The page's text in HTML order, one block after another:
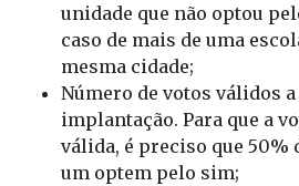
unidade que não optou
caso de mais de uma
mesma cidade;
Número de votos válidos
implantação. Para que a
válida, é preciso que 50%
um optem pelo sim;